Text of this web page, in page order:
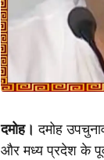
दमोह। दमोह
और मध्य प्रदेश के